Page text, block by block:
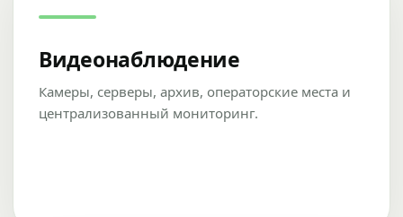
Видеонаблюдение
Камеры, серверы, архив, операторские места и
централизованный мониторинг.